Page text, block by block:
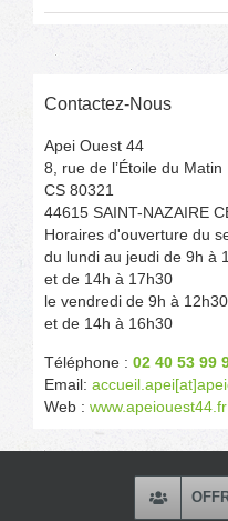
Contactez-Nous
Apei Ouest 44
8, rue de l’Étoile du Matin
CS 80321
44615 SAINT-NAZAIRE
Horaires d'ouverture du
du lundi au jeudi de 9h à
et de 14h à 17h30
le vendredi de 9h à 12h30
et de 14h à 16h30
Téléphone : 02 40 53 99
Email:
Web : www.apeiouest44.fr